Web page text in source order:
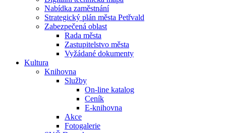
Nabídka zaměstnání
Strategický plán města Petřvald
Zabezpečená oblast
Rada města
Zastupitelstvo města
Vyžádané dokumenty
Kultura
Knihovna
Služby
On-line katalog
Ceník
E-knihovna
Akce
Fotogalerie